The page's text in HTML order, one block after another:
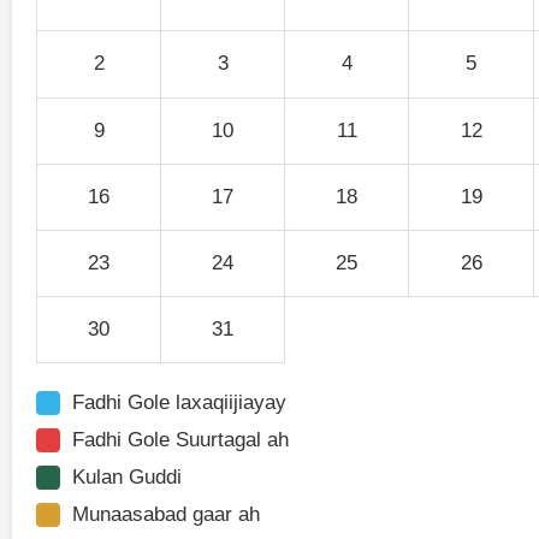
2 3 4 5
9 10 11 12
16 17 18 19
23 24 25 26
30 31
Fadhi Gole laxaqiijiayay
Fadhi Gole Suurtagal ah
Kulan Guddi
Munaasabad gaar ah